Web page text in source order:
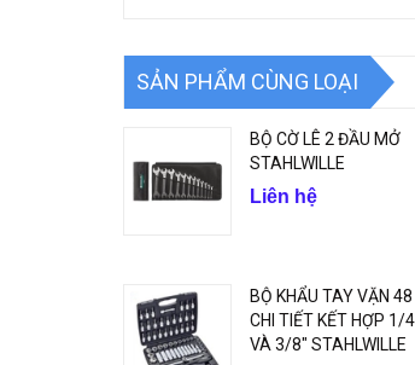
SẢN PHẨM CÙNG LOẠI
BỘ CỜ LÊ 2 ĐẦU MỞ
STAHLWILLE
Liên hệ
BỘ KHẨU TAY VẶN 48
CHI TIẾT KẾT HỢP 1/
VÀ 3/8" STAHLWILLE